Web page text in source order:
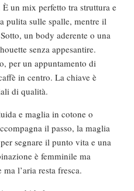
un mix perfetto tra struttura e
pulita sulle spalle, mentre il
un body aderente o una
senza appesantire.
per un appuntamento di
in centro. La chiave è
di qualità.
e maglia in cotone o
il passo, la maglia
segnare il punto vita e una
è femminile ma
l’aria resta fresca.